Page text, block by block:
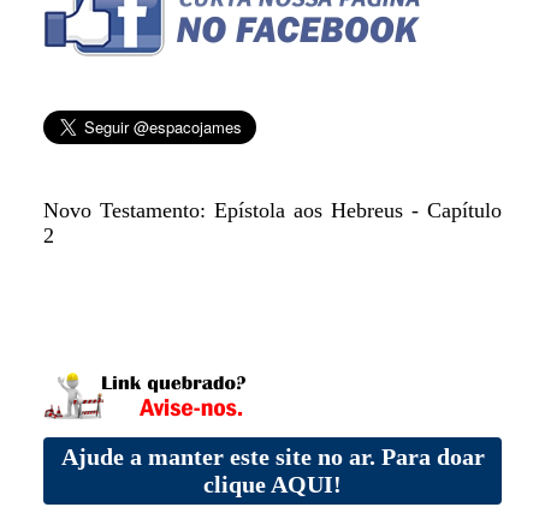
Novo Testamento: Epístola aos Hebreus - Capítulo
2
Ajude a manter este site no ar. Para doar
clique AQUI!